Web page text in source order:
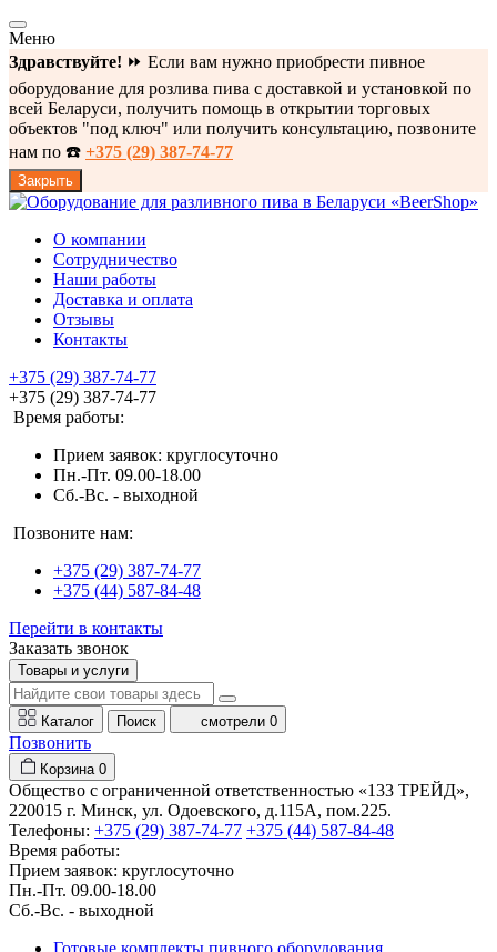
Меню
Здравствуйте! ⏩ Если вам нужно приобрести пивное
оборудование для розлива пива с доставкой и установкой по
всей Беларуси, получить помощь в открытии торговых
объектов "под ключ" или получить консультацию, позвоните
нам по ☎️ +375 (29) 387-74-77
Закрыть
О компании
Сотрудничество
Наши работы
Доставка и оплата
Отзывы
Контакты
+375 (29) 387-74-77
+375 (29) 387-74-77
Время работы:
Прием заявок: круглосуточно
Пн.-Пт. 09.00-18.00
Cб.-Вс. - выходной
Позвоните нам:
+375 (29) 387-74-77
+375 (44) 587-84-48
Перейти в контакты
Заказать звонок
Товары и услуги
Каталог Поиск смотрели 0
Позвонить
Корзина 0
Общество с ограниченной ответственностью «133 ТРЕЙД»,
220015 г. Минск, ул. Одоевского, д.115А, пом.225.
Телефоны: +375 (29) 387-74-77 +375 (44) 587-84-48
Время работы:
Прием заявок: круглосуточно
Пн.-Пт. 09.00-18.00
Cб.-Вс. - выходной
Готовые комплекты пивного оборудования